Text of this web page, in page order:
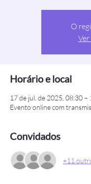
O
Horário e local
17 de jul. de 2025, 08:30 –
Evento online com
Convidados
+11